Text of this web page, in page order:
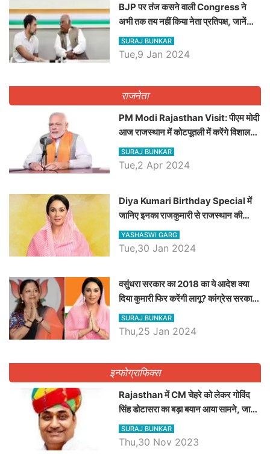
BJP पर तंज कसने वाली Congress ने
अभी तक तय नहीं किया नेता प्रतिपक्ष, जानें
कौन होगा दावेदार
SURAJ BUNKAR
Tue,9 Jan 2024
राजनेता
PM Modi Rajasthan Visit: पीएम मोदी
आज राजस्थान में कोटपूतली में करेंगे विशाल
रैली, एक सभा से 8 सीटों पर साधेगें निशाना
SURAJ BUNKAR
Tue,2 Apr 2024
Diya Kumari Birthday Special में
जानिए इनका राजकुमारी से राजस्थान की
डिप्टी सीएम बनने तक का सफर, एक क्लिक में
जाने पूरा जीवन परिचय
YASHASWI GARG
Tue,30 Jan 2024
वसुंधरा सरकार का 2018 का ये आदेश क्या
दिया कुमारी फिर करेंगी लागू? कांग्रेस सरकार
ने किया था निरस्त
SURAJ BUNKAR
Thu,25 Jan 2024
इन्फोग्राफिक्स
Rajasthan में CM चेहरे को लेकर गोविंद
सिंह डोटासरा का बड़ा बयान आया सामने, जानें
विचार
SURAJ BUNKAR
Thu,30 Nov 2023